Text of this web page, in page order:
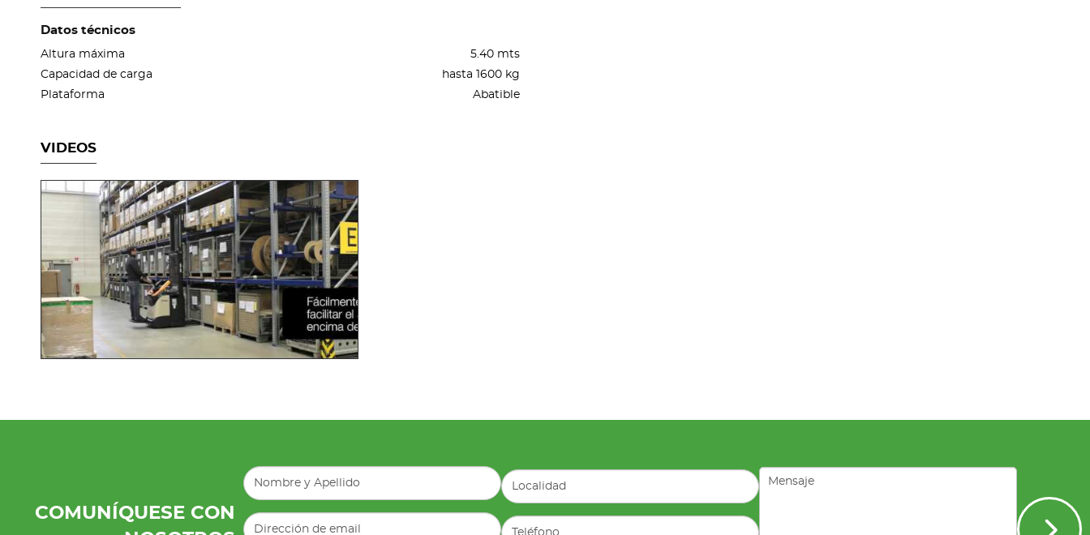
Datos técnicos
Altura máxima
5.40 mts
Capacidad de carga
hasta 1600 kg
Plataforma
Abatible
VIDEOS
COMUNÍQUESE CON